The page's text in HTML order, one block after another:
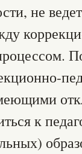
не
к